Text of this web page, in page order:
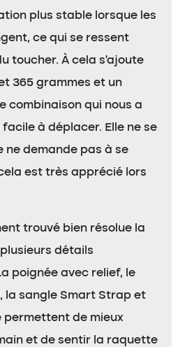
plus stable lorsque les
ce qui se ressent
toucher. À cela s’ajoute
365 grammes et un
combinaison qui nous a
à déplacer. Elle ne se
ne demande pas à se
est très apprécié lors
trouvé bien résolue la
détails
poignée avec relief, le
la sangle Smart Strap et
permettent de mieux
et de sentir la raquette